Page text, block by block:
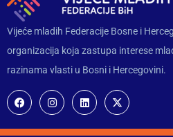
Vijeće mladih Federacije Bosne i
organizacija koja zastupa interese
razinama vlasti u Bosni i Hercegovini.